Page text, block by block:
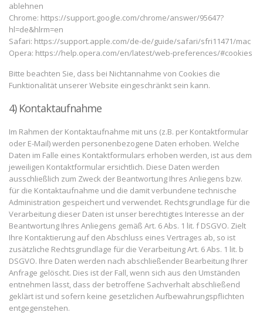
ablehnen
Chrome: https://support.google.com/chrome/answer/95647?
hl=de&hlrm=en
Safari: https://support.apple.com/de-de/guide/safari/sfri11471/mac
Opera: https://help.opera.com/en/latest/web-preferences/#cookies
Bitte beachten Sie, dass bei Nichtannahme von Cookies die
Funktionalität unserer Website eingeschränkt sein kann.
4) Kontaktaufnahme
Im Rahmen der Kontaktaufnahme mit uns (z.B. per Kontaktformular
oder E-Mail) werden personenbezogene Daten erhoben. Welche
Daten im Falle eines Kontaktformulars erhoben werden, ist aus dem
jeweiligen Kontaktformular ersichtlich. Diese Daten werden
ausschließlich zum Zweck der Beantwortung Ihres Anliegens bzw.
für die Kontaktaufnahme und die damit verbundene technische
Administration gespeichert und verwendet. Rechtsgrundlage für die
Verarbeitung dieser Daten ist unser berechtigtes Interesse an der
Beantwortung Ihres Anliegens gemäß Art. 6 Abs. 1 lit. f DSGVO. Zielt
Ihre Kontaktierung auf den Abschluss eines Vertrages ab, so ist
zusätzliche Rechtsgrundlage für die Verarbeitung Art. 6 Abs. 1 lit. b
DSGVO. Ihre Daten werden nach abschließender Bearbeitung Ihrer
Anfrage gelöscht. Dies ist der Fall, wenn sich aus den Umständen
entnehmen lässt, dass der betroffene Sachverhalt abschließend
geklärt ist und sofern keine gesetzlichen Aufbewahrungspflichten
entgegenstehen.